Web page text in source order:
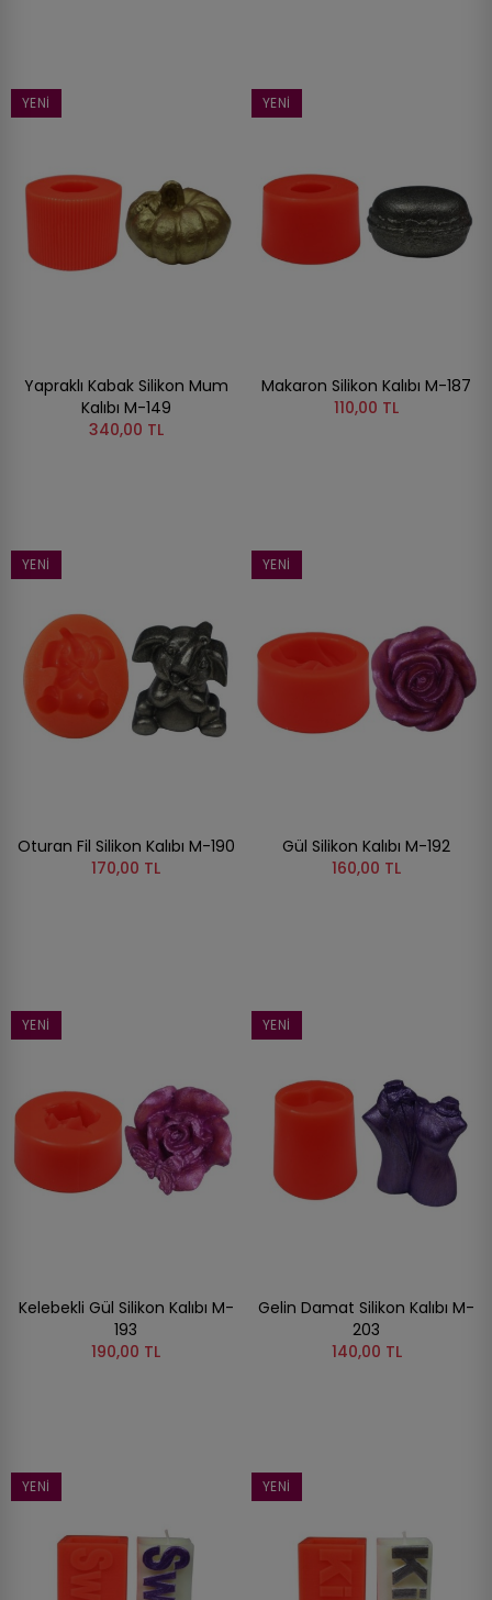
YENI
Yapraklı Kabak Silikon Mum
Kalıbı M-149
340,00 TL
YENI
Makaron Silikon Kalıbı M-187
110,00 TL
YENI
Oturan Fil Silikon Kalıbı M-190
170,00 TL
YENI
Gül Silikon Kalıbı M-192
160,00 TL
YENI
Kelebekli Gül Silikon Kalıbı M-
193
190,00 TL
YENI
Gelin Damat Silikon Kalıbı M-
203
140,00 TL
YENI YENI